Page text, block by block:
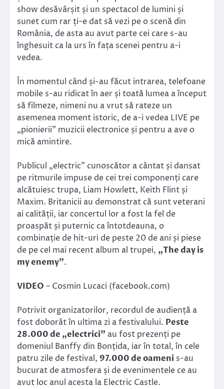
show desăvârșit și un spectacol de lumini și
sunet cum rar ți-e dat să vezi pe o scenă din
România, de asta au avut parte cei care s-au
înghesuit ca la urs în fața scenei pentru a-i
vedea.
În momentul când și-au făcut intrarea, telefoane
mobile s-au ridicat în aer și toată lumea a început
să filmeze, nimeni nu a vrut să rateze un
asemenea moment istoric, de a-i vedea LIVE pe
„pionierii” muzicii electronice și pentru a ave o
mică amintire.
Publicul „electric” cunoscător a cântat și dansat
pe ritmurile impuse de cei trei componenți care
alcătuiesc trupa, Liam Howlett, Keith Flint și
Maxim. Britanicii au demonstrat că sunt veterani
ai calității, iar concertul lor a fost la fel de
proaspăt și puternic ca întotdeauna, o
combinație de hit-uri de peste 20 de ani și piese
de pe cel mai recent album al trupei, „The day is
my enemy”.
VIDEO – Cosmin Lucaci (facebook.com)
Potrivit organizatorilor, recordul de audiență a
fost doborât în ultima zi a festivalului. Peste
28.000 de „electrici” au fost prezenți pe
domeniul Banffy din Bonțida, iar în total, în cele
patru zile de festival, 97.000 de oameni s-au
bucurat de atmosfera și de evenimentele ce au
avut loc anul acesta la Electric Castle.